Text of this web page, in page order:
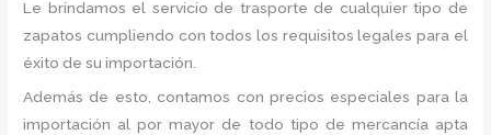
Le brindamos el servicio de trasporte de cualquier tipo de
zapatos cumpliendo con todos los requisitos legales para el
éxito de su importación.
Además de esto, contamos con precios especiales para la
importación al por mayor de todo tipo de mercancía apta